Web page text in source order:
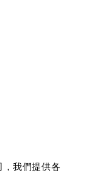
我們提供各